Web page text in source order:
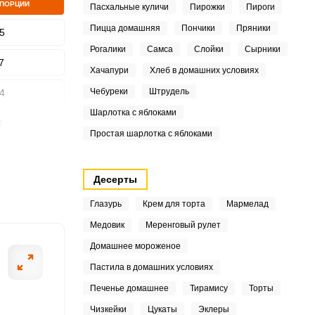
Пасхальные куличи Пирожки Пироги
Пицца домашняя Пончики Пряники
Рогалики Самса Слойки Сырники
Хачапури Хлеб в домашних условиях
Чебуреки Штрудель
Шарлотка с яблоками
Простая шарлотка с яблоками
Десерты
Глазурь Крем для торта Мармелад
Медовик Меренговый рулет
Домашнее мороженое
Пастила в домашних условиях
Печенье домашнее Тирамису Торты
Чизкейки Цукаты Эклеры
ШАГ